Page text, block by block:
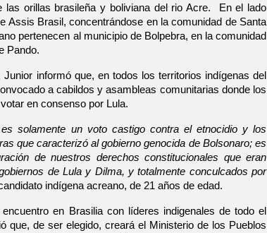
las orillas brasileña y boliviana del rio Acre. En el lado
Assis Brasil, concentrándose en la comunidad de Santa
pertenecen al municipio de Bolpebra, en la comunidad
Pando.
informó que, en todos los territorios indígenas del
a cabildos y asambleas comunitarias donde los
en consenso por Lula.
solamente un voto castigo contra el etnocidio y los
que caracterizó al gobierno genocida de Bolsonaro; es
de nuestros derechos constitucionales que eran
de Lula y Dilma, y totalmente conculcados por
indígena acreano, de 21 años de edad.
en Brasilia con líderes indigenales de todo el
que, de ser elegido, creará el Ministerio de los Pueblos